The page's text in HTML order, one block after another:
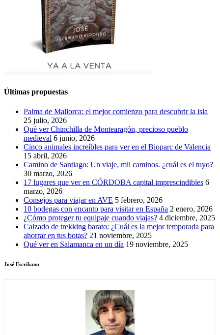
Últimas propuestas
Palma de Mallorca: el mejor comienzo para descubrir la isla
25 julio, 2026
Qué ver Chinchilla de Montearagón, precioso pueblo
medieval 6 junio, 2026
Cinco animales increíbles para ver en el Bioparc de Valencia
15 abril, 2026
Camino de Santiago: Un viaje, mil caminos. ¿cuál es el tuyo?
30 marzo, 2026
17 lugares que ver en CÓRDOBA capital imprescindibles 6
marzo, 2026
Consejos para viajar en AVE 5 febrero, 2026
10 bodegas con encanto para visitar en España 2 enero, 2026
¿Cómo proteger tu equipaje cuando viajas? 4 diciembre, 2025
Calzado de trekking barato: ¿Cuál es la mejor temporada para
ahorrar en tus botas? 21 noviembre, 2025
Qué ver en Salamanca en un día 19 noviembre, 2025
José Escribano